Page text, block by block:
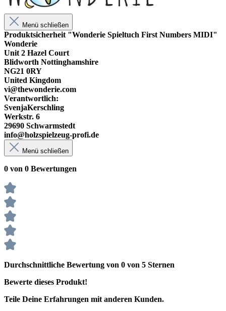
Menü schließen
Produktsicherheit "Wonderie Spieltuch First Numbers MIDI"
Wonderie
Unit 2 Hazel Court
Blidworth Nottinghamshire
NG21 0RY
United Kingdom
vi@thewonderie.com
Verantwortlich:
SvenjaKerschling
Werkstr. 6
29690 Schwarmstedt
info@holzspielzeug-profi.de
Menü schließen
0 von 0 Bewertungen
Durchschnittliche Bewertung von 0 von 5 Sternen
Bewerte dieses Produkt!
Teile Deine Erfahrungen mit anderen Kunden.